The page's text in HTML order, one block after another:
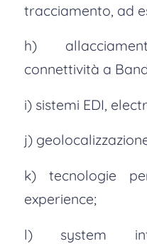
tracciamento, ad
h)
connettività a
i) sistemi EDI,
j)
k) tecnologie
experience;
l) system